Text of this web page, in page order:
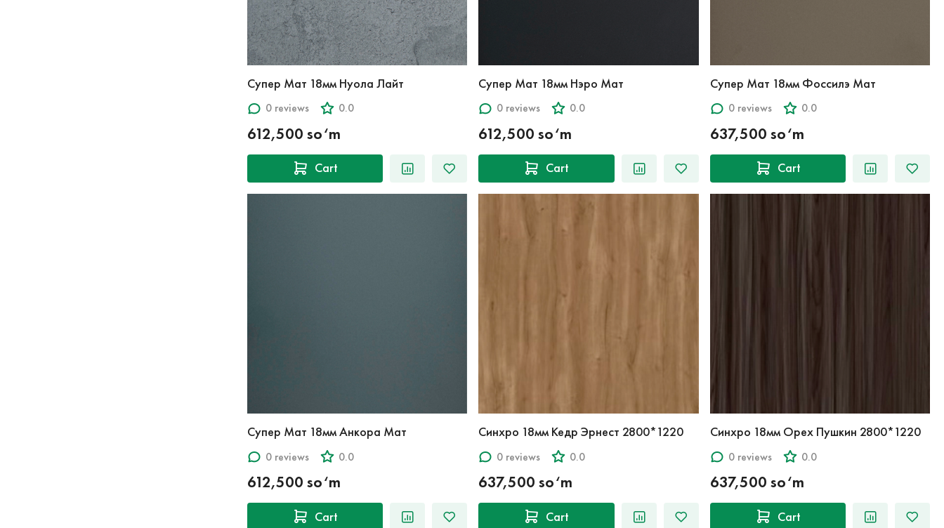
Супер Мат 18мм Нуола Лайт
0 reviews 0.0
612,500 so‘m
Cart
Супер Мат 18мм Нэро Мат
0 reviews 0.0
612,500 so‘m
Cart
Супер Мат 18мм Фоссилэ Мат
0 reviews 0.0
637,500 so‘m
Cart
Супер Мат 18мм Анкора Мат
0 reviews 0.0
612,500 so‘m
Cart
Синхро 18мм Кедр Эрнест 2800*1220
0 reviews 0.0
637,500 so‘m
Cart
Синхро 18мм Орех Пушкин 2800*1220
0 reviews 0.0
637,500 so‘m
Cart